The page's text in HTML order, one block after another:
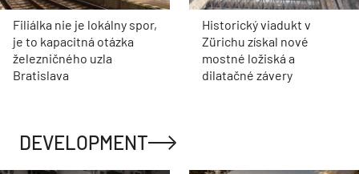
Filiálka nie je lokálny spor,
je to kapacitná otázka
železničného uzla
Bratislava
Historický viadukt v
Zürichu získal nové
mostné ložiská a
dilatačné závery
DEVELOPMENT